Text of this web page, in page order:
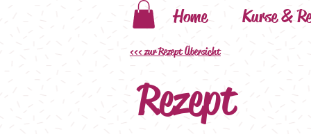
Home Kurse &
<<< zur Rezept Übersicht
Rezept